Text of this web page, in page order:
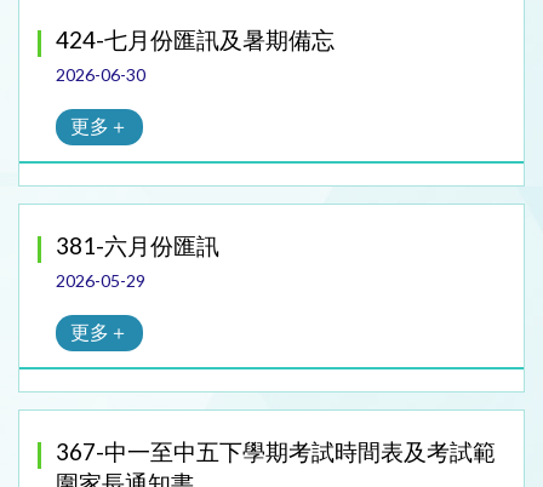
424-七月份匯訊及暑期備忘
2026-06-30
更多＋
381-六月份匯訊
2026-05-29
更多＋
367-中一至中五下學期考試時間表及考試範